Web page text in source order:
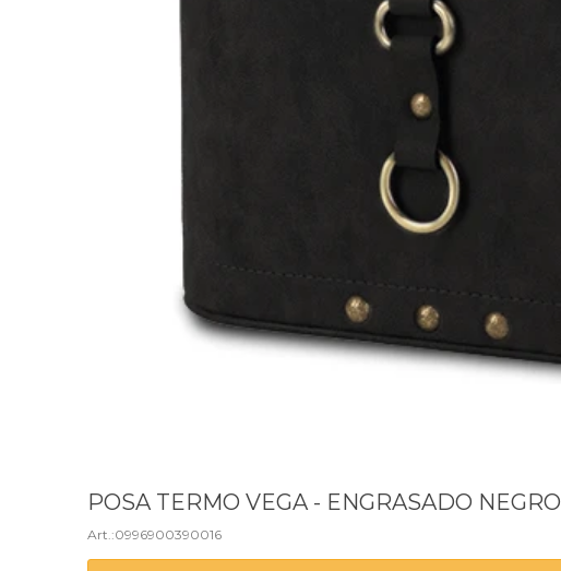
POSA TERMO VEGA - ENGRASADO NEGRO
0996900390016